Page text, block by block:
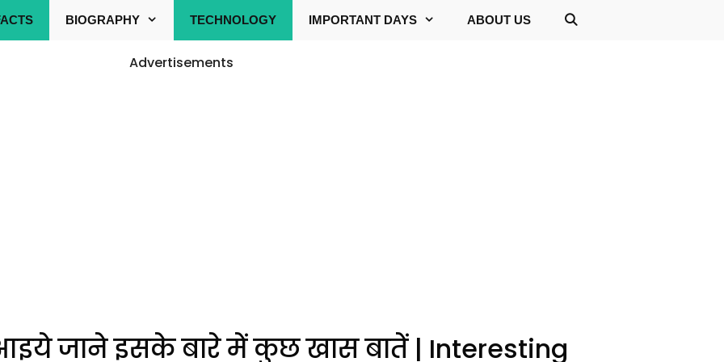
BIOGRAPHY TECHNOLOGY IMPORTANT DAYS ABOUT US
Advertisements
जाने इसके बारे में कुछ खास बातें | Interesting